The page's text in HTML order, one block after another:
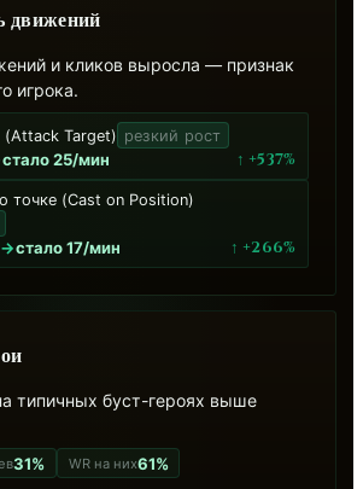
движений
и кликов выросла — признак
игрока.
(Attack Target) резкий рост
стало 25/мин ↑ +537%
точке (Cast on Position)
→стало 17/мин ↑ +266%
типичных буст-героях выше
31% WR на них61%